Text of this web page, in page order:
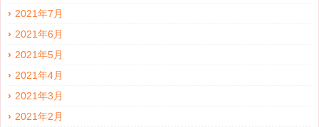
2021年7月
2021年6月
2021年5月
2021年4月
2021年3月
2021年2月